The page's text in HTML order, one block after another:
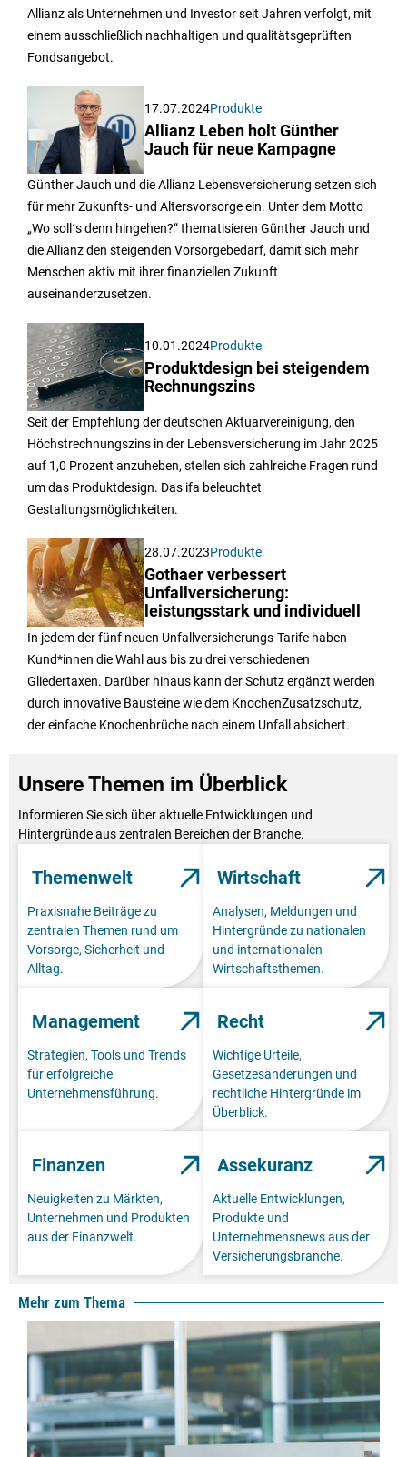
Allianz als Unternehmen und Investor seit Jahren verfolgt, mit
einem ausschließlich nachhaltigen und qualitätsgeprüften
Fondsangebot.
17.07.2024Produkte
Allianz Leben holt Günther
Jauch für neue Kampagne
Günther Jauch und die Allianz Lebensversicherung setzen sich
für mehr Zukunfts- und Altersvorsorge ein. Unter dem Motto
„Wo soll´s denn hingehen?“ thematisieren Günther Jauch und
die Allianz den steigenden Vorsorgebedarf, damit sich mehr
Menschen aktiv mit ihrer finanziellen Zukunft
auseinanderzusetzen.
10.01.2024Produkte
Produktdesign bei steigendem
Rechnungszins
Seit der Empfehlung der deutschen Aktuarvereinigung, den
Höchstrechnungszins in der Lebensversicherung im Jahr 2025
auf 1,0 Prozent anzuheben, stellen sich zahlreiche Fragen rund
um das Produktdesign. Das ifa beleuchtet
Gestaltungsmöglichkeiten.
28.07.2023Produkte
Gothaer verbessert
Unfallversicherung:
leistungsstark und individuell
In jedem der fünf neuen Unfallversicherungs-Tarife haben
Kund*innen die Wahl aus bis zu drei verschiedenen
Gliedertaxen. Darüber hinaus kann der Schutz ergänzt werden
durch innovative Bausteine wie dem KnochenZusatzschutz,
der einfache Knochenbrüche nach einem Unfall absichert.
Unsere Themen im Überblick
Informieren Sie sich über aktuelle Entwicklungen und
Hintergründe aus zentralen Bereichen der Branche.
Themenwelt
Praxisnahe Beiträge zu
zentralen Themen rund um
Vorsorge, Sicherheit und
Alltag.
Wirtschaft
Analysen, Meldungen und
Hintergründe zu nationalen
und internationalen
Wirtschaftsthemen.
Management
Strategien, Tools und Trends
für erfolgreiche
Unternehmensführung.
Recht
Wichtige Urteile,
Gesetzesänderungen und
rechtliche Hintergründe im
Überblick.
Finanzen
Neuigkeiten zu Märkten,
Unternehmen und Produkten
aus der Finanzwelt.
Assekuranz
Aktuelle Entwicklungen,
Produkte und
Unternehmensnews aus der
Versicherungsbranche.
Mehr zum Thema